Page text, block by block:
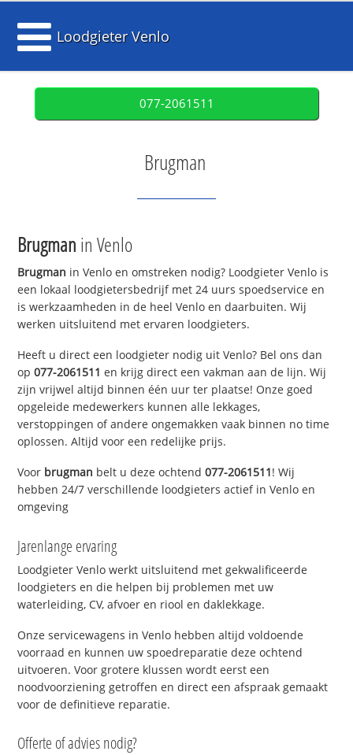
Loodgieter Venlo
077-2061511
Brugman
Brugman in Venlo
Brugman in Venlo en omstreken nodig? Loodgieter Venlo is
een lokaal loodgietersbedrijf met 24 uurs spoedservice en
is werkzaamheden in de heel Venlo en daarbuiten. Wij
werken uitsluitend met ervaren loodgieters.
Heeft u direct een loodgieter nodig uit Venlo? Bel ons dan
op077-2061511 en krijg direct een vakman aan de lijn. Wij
zijn vrijwel altijd binnen één uur ter plaatse! Onze goed
opgeleide medewerkers kunnen alle lekkages,
verstoppingen of andere ongemakken vaak binnen no time
oplossen. Altijd voor een redelijke prijs.
Voor brugman belt u deze ochtend077-2061511! Wij
hebben 24/7 verschillende loodgieters actief in Venlo en
omgeving
Jarenlange ervaring
Loodgieter Venlo werkt uitsluitend met gekwalificeerde
loodgieters en die helpen bij problemen met uw
waterleiding, CV, afvoer en riool en daklekkage.
Onze servicewagens in Venlo hebben altijd voldoende
voorraad en kunnen uw spoedreparatie deze ochtend
uitvoeren. Voor grotere klussen wordt eerst een
noodvoorziening getroffen en direct een afspraak gemaakt
voor de definitieve reparatie.
Offerte of advies nodig?